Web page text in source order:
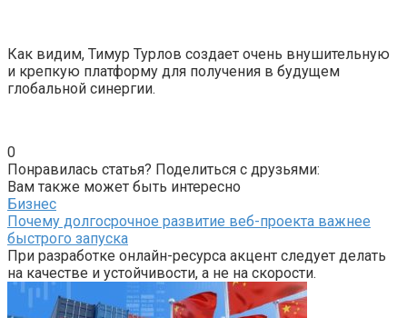
Как видим, Тимур Турлов создает очень внушительную
и крепкую платформу для получения в будущем
глобальной синергии.
0
Понравилась статья? Поделиться с друзьями:
Вам также может быть интересно
Бизнес
Почему долгосрочное развитие веб-проекта важнее
быстрого запуска
При разработке онлайн-ресурса акцент следует делать
на качестве и устойчивости, а не на скорости.